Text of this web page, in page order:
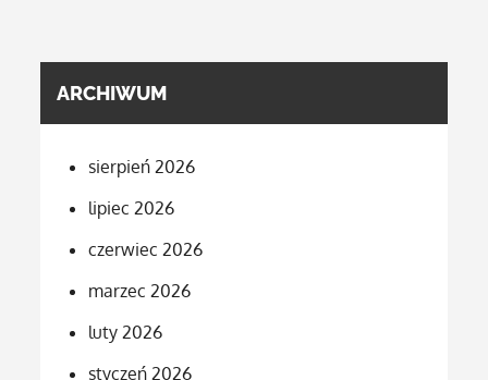
ARCHIWUM
sierpień 2026
lipiec 2026
czerwiec 2026
marzec 2026
luty 2026
styczeń 2026